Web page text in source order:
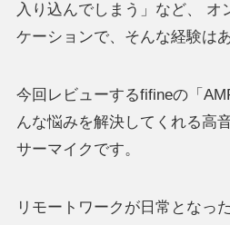
入り込んでしまう」など、 オ
ケーションで、そんな経験は
今回レビューするfifineの「
んな悩みを解決してくれる高
サーマイクです。
リモートワークが日常となっ